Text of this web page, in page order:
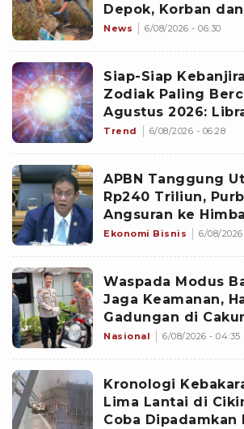
Depok, Korban
Berkenalan di
News 6/08/2026 - 06:30
Siap-Siap
Zodiak Paling
Agustus 2026:
Ekstra
Trend 6/08/2026 - 06:28
APBN Tanggung
Rp240 Triliun,
Angsuran ke
Depan: Tambah
Ekonomi Bisnis 6/08/
Waspada Modus
Jaga Keamanan,
Gadungan di
Basah Curi Motor
Nasional 6/08/2026 - 04:35
Kronologi
Lima Lantai di
Coba Dipadamkan